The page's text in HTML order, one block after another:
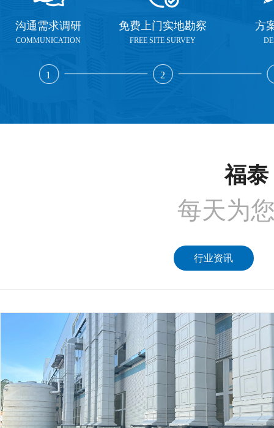
沟通需求调研
COMMUNICATION
1
免费上门实地勘察
FREE SITE SURVEY
2
方
福泰
每天为
行业资讯